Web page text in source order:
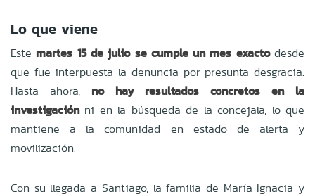
Lo que viene
Este martes 15 de julio se cumple un mes exactodesde
que fue interpuesta la denuncia por presunta desgracia.
Hasta ahora, no hay resultados concretos en la
investigaciónni en la búsqueda de la concejala, lo que
mantiene a la comunidad en estado de alerta y
movilización.
Con su llegada a Santiago, la familia de María Ignacia y